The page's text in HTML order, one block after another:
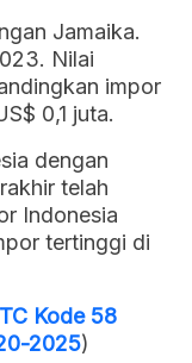
Jamaika.
Nilai
impor
0,1 juta.
dengan
telah
Indonesia
tertinggi di
Kode 58
2025)